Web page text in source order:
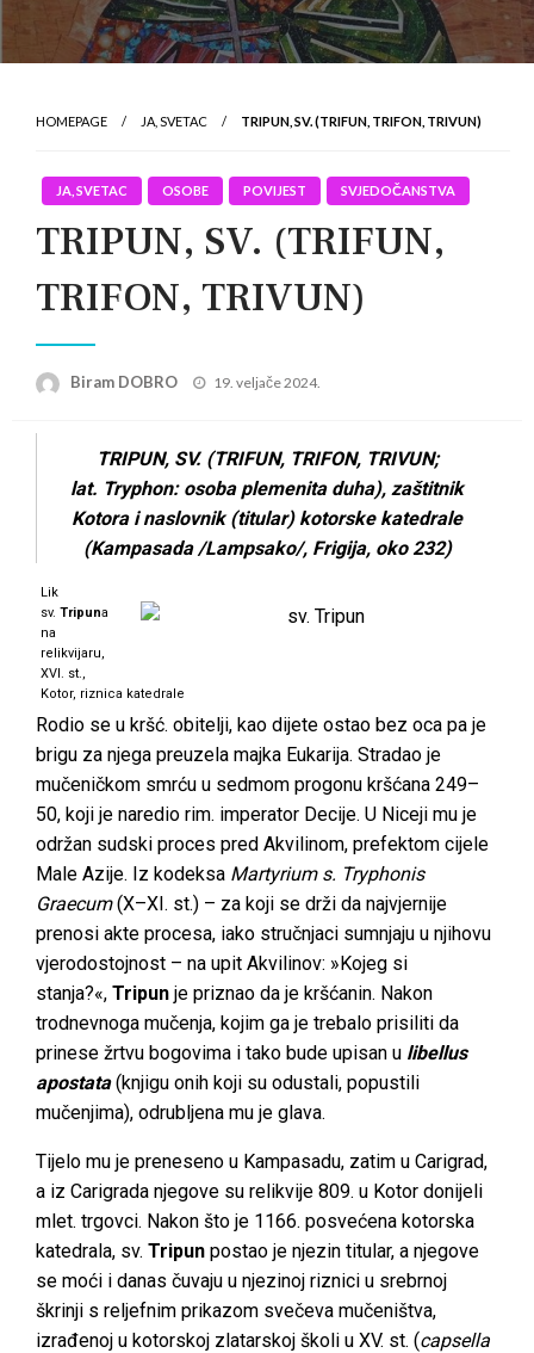
HOMEPAGE JA, SVETAC TRIPUN, SV. (TRIFUN, TRIFON, TRIVUN)
JA, SVETAC OSOBE POVIJEST SVJEDOČANSTVA
TRIPUN, SV. (TRIFUN,
TRIFON, TRIVUN)
Biram DOBRO
Posted
19. veljače 2024.
TRIPUN, SV. (TRIFUN, TRIFON, TRIVUN;
lat. Tryphon: osoba plemenita duha), zaštitnik
Kotora i naslovnik (titular) kotorske katedrale
(Kampasada /Lampsako/, Frigija, oko 232)
Lik
sv. Tripuna
na
relikvijaru,
XVI. st.,
Kotor, riznica katedrale
Rodio se u kršć. obitelji, kao dijete ostao bez oca pa je
brigu za njega preuzela majka Eukarija. Stradao je
mučeničkom smrću u sedmom progonu kršćana 249–
50, koji je naredio rim. imperator Decije. U Niceji mu je
održan sudski proces pred Akvilinom, prefektom cijele
Male Azije. Iz kodeksa Martyrium s. Tryphonis
Graecum(X–XI. st.) – za koji se drži da najvjernije
prenosi akte procesa, iako stručnjaci sumnjaju u njihovu
vjerodostojnost – na upit Akvilinov: »Kojeg si
stanja?«, Tripun je priznao da je kršćanin. Nakon
trodnevnoga mučenja, kojim ga je trebalo prisiliti da
prinese žrtvu bogovima i tako bude upisan u libellus
apostata(knjigu onih koji su odustali, popustili
mučenjima), odrubljena mu je glava.
Tijelo mu je preneseno u Kampasadu, zatim u Carigrad,
a iz Carigrada njegove su relikvije 809. u Kotor donijeli
mlet. trgovci. Nakon što je 1166. posvećena kotorska
katedrala, sv. Tripun postao je njezin titular, a njegove
se moći i danas čuvaju u njezinoj riznici u srebrnoj
škrinji s reljefnim prikazom svečeva mučeništva,
izrađenoj u kotorskoj zlatarskoj školi u XV. st. (capsella